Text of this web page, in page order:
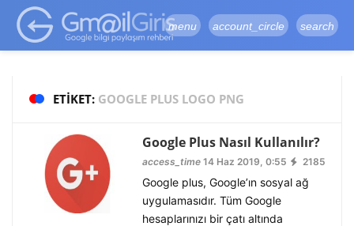
google-site-
verification=vqSI0upH550kabR5X8xpjMYieaXmuBueYgCJBW3uetM
menu account_circle search
ETIKET: GOOGLE PLUS LOGO PNG
Google Plus Nasıl Kullanılır?
access_time14 Haz 2019, 0:55 2185
Google plus, Google’ın sosyal ağ
uygulamasıdır. Tüm Google
hesaplarınızı bir çatı altında